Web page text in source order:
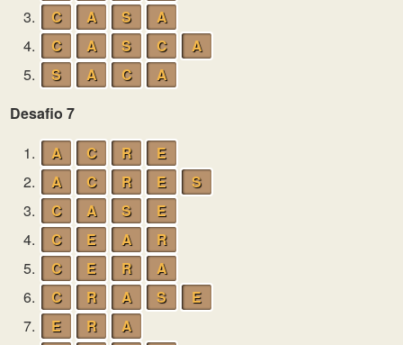
3.
C A S
A
4.
C A S C
A
5.
S A C
A
Desafio 7
1.
A C R
E
2.
A C R E
S
3.
C A S
E
4.
C E A
R
5.
C E R
A
6.
C R A S
E
7.
E R
A